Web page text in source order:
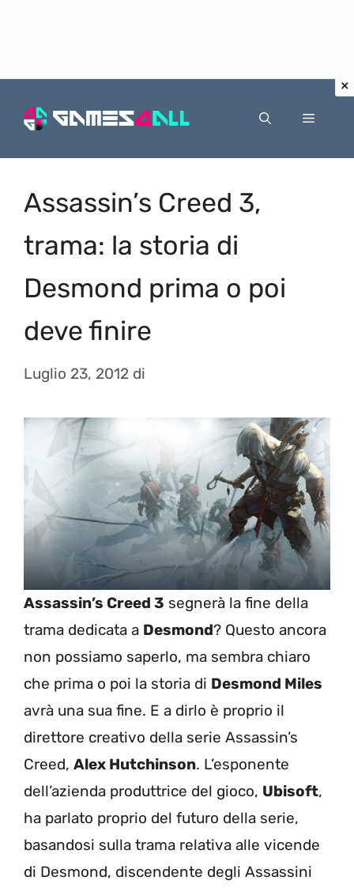
Menu
Assassin’s Creed 3,
trama: la storia di
Desmond prima o poi
deve finire
Luglio 23, 2012 di
Assassin’s Creed 3 segnerà la fine della
trama dedicata a Desmond? Questo ancora
non possiamo saperlo, ma sembra chiaro
che prima o poi la storia di Desmond Miles
avrà una sua fine. E a dirlo è proprio il
direttore creativo della serie Assassin’s
Creed, Alex Hutchinson. L’esponente
dell’azienda produttrice del gioco, Ubisoft,
ha parlato proprio del futuro della serie,
basandosi sulla trama relativa alle vicende
di Desmond, discendente degli Assassini